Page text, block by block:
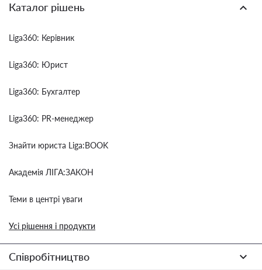
Каталог рішень
Liga360: Керівник
Liga360: Юрист
Liga360: Бухгалтер
Liga360: PR-менеджер
Знайти юриста Liga:BOOK
Академія ЛІГА:ЗАКОН
Теми в центрі уваги
Усі рішення і продукти
Співробітництво